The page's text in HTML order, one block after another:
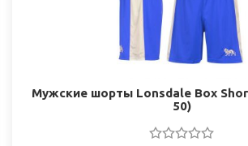
Мужские шорты Lonsdale Box
50)